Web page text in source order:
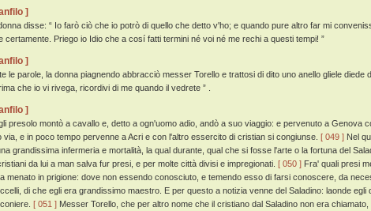
]
disse: “ Io farò ciò che io potrò di quello che detto v'ho; e quando pure altro far mi
certamente. Priego io Idio che a cosí fatti termini né voi né me rechi a questi tempi! ”
]
le parole, la donna piagnendo abbracciò messer Torello e trattosi di dito uno anello gliele diede
che io vi rivega, ricordivi di me quando il vedrete ” .
]
presolo montò a cavallo e, detto a ogn'uomo adio, andò a suo viaggio: e pervenuto a Genova
via, e in poco tempo pervenne a Acri e con l'altro essercito di cristian si congiunse. [ 049 ] Nel
grandissima infermeria e mortalità, la qual durante, qual che si fosse l'arte o la fortuna del
da lui a man salva fur presi, e per molte città divisi e impregionati. [ 050 ] Fra' quali presi
menato in prigione: dove non essendo conosciuto, e temendo esso di farsi conoscere, da
di che egli era grandissimo maestro. E per questo a notizia venne del Saladino: laonde egli
[ 051 ] Messer Torello, che per altro nome che il cristiano dal Saladino non era